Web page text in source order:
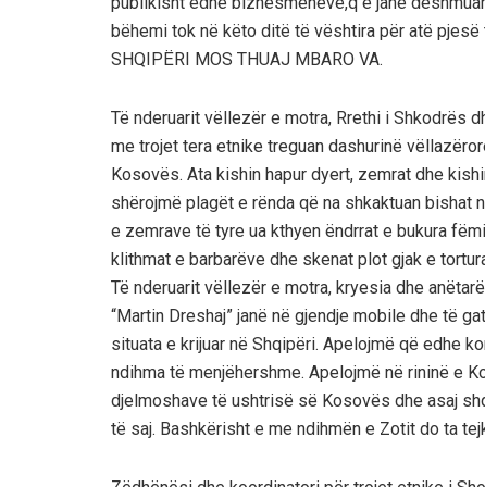
bëhemi tok në këto ditë të vështira për atë
SHQIPËRI MOS THUAJ MBARO VA.
Të nderuarit vëllezër e motra, Rrethi i Shkodrës
me trojet tera etnike treguan dashurinë
Kosovës. Ata kishin hapur dyert, zemrat dhe
shërojmë plagët e rënda që na shkaktuan bishat
e zemrave të tyre ua kthyen ëndrrat e bukura
klithmat e barbarëve dhe skenat plot gjak e
Të nderuarit vëllezër e motra, kryesia dhe
“Martin Dreshaj” janë në gjendje mobile dhe të
situata e krijuar në Shqipëri. Apelojmë që edhe
ndihma të menjëhershme. Apelojmë në rininë e
djelmoshave të ushtrisë së Kosovës dhe asaj
të saj. Bashkërisht e me ndihmën e Zotit do ta